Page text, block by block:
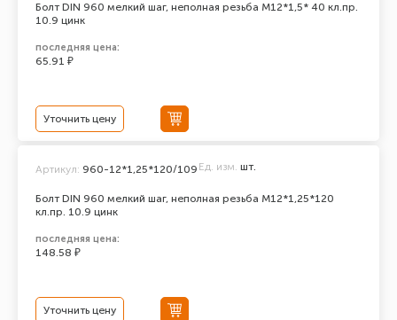
Болт DIN 960 мелкий шаг, неполная резьба M12*1,5* 40 кл.пр.
10.9 цинк
последняя цена:
65.91 ₽
Уточнить цену
Болт DIN 960 мелкий шаг, неполная резьба M12*1,25*120
кл.пр. 10.9 цинк
Артикул: 960-12*1,25*120/109 Ед. изм. шт.
последняя цена:
148.58 ₽
Уточнить цену